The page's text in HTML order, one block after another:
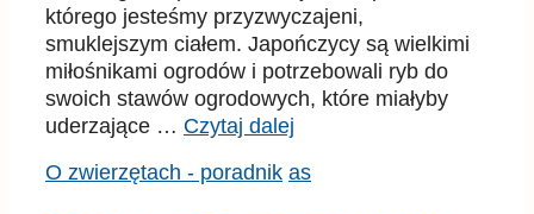
którego jesteśmy przyzwyczajeni,
smuklejszym ciałem. Japończycy są wielkimi
miłośnikami ogrodów i potrzebowali ryb do
swoich stawów ogrodowych, które miałyby
uderzające … Czytaj dalej
Kategorie
O zwierzętach - poradnik Tagi
as